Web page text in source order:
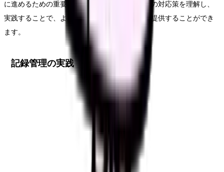
に進めるための重要な知識となります。これらの対応策を理解し、
実践することで、より質の高い医療サービスを提供することができ
ます。
記録管理の実践